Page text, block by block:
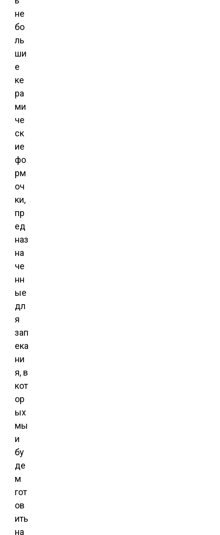
не
бо
ль
ши
е
ке
ра
ми
че
ск
ие
фо
рм
оч
ки,
пр
ед
наз
на
че
нн
ые
дл
я
зап
ека
ни
я, в
кот
ор
ых
мы
и
бу
де
м
гот
ов
ить
на